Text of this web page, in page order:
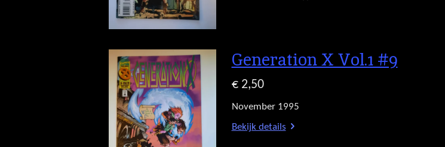
Generation X Vol.1 #9
€ 2,50
November 1995
Bekijk details